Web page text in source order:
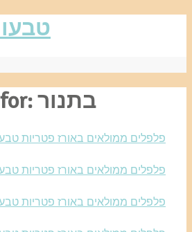
Tag Archive for: בתנור